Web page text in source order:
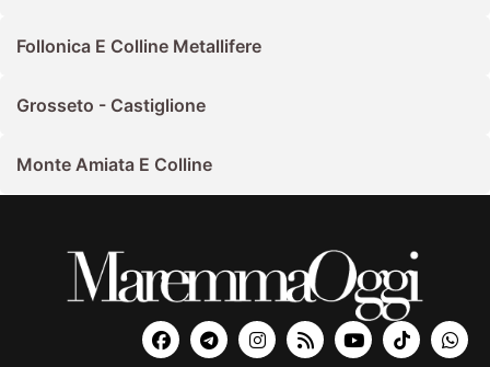
Follonica E Colline Metallifere
Grosseto - Castiglione
Monte Amiata E Colline